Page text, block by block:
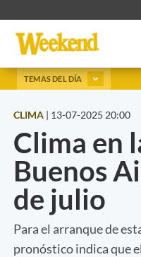
TEMAS DEL DÍA
CLIMA | 13-07-2025 20:00
Clima en
Buenos
de julio
Para el arranque de
pronóstico indica que